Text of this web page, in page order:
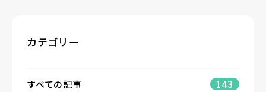
カテゴリー
すべての記事 143